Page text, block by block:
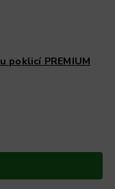
poklicí PREMIUM